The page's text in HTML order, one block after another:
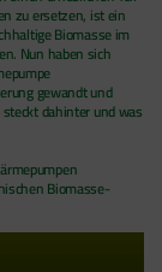
zu ersetzen, ist ein
Biomasse im
Nun haben sich
gewandt und
dahinter und was
Biomasse-